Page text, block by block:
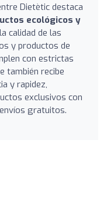
Dietètic destaca
ecológicos y
calidad de las
y productos de
con estrictas
también recibe
y rapidez,
exclusivos con
gratuitos.